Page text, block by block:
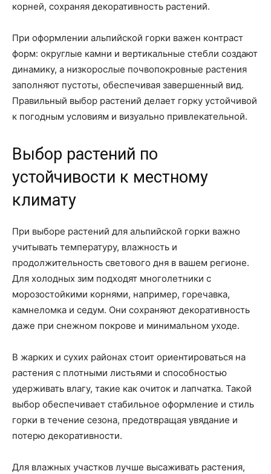
корней, сохраняя декоративность растений.
При оформлении альпийской горки важен контраст
форм: округлые камни и вертикальные стебли создают
динамику, а низкорослые почвопокровные растения
заполняют пустоты, обеспечивая завершенный вид.
Правильный выбор растений делает горку устойчивой
к погодным условиям и визуально привлекательной.
Выбор растений по
устойчивости к местному
климату
При выборе растений для альпийской горки важно
учитывать температуру, влажность и
продолжительность светового дня в вашем регионе.
Для холодных зим подходят многолетники с
морозостойкими корнями, например, горечавка,
камнеломка и седум. Они сохраняют декоративность
даже при снежном покрове и минимальном уходе.
В жарких и сухих районах стоит ориентироваться на
растения с плотными листьями и способностью
удерживать влагу, такие как очиток и лапчатка. Такой
выбор обеспечивает стабильное оформление и стиль
горки в течение сезона, предотвращая увядание и
потерю декоративности.
Для влажных участков лучше высаживать растения,